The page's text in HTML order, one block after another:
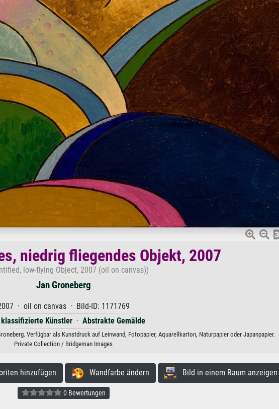
niedrig fliegendes Objekt, 2007
low-flying Object, 2007 (oil on canvas))
Jan Groneberg
· oil on canvas · Bild-ID: 1171769
Künstler· Abstrakte Gemälde
Verfügbar als Kunstdruck auf Leinwand, Fotopapier, Aquarellkarton, Naturpapier oder Japanpapier.
Private Collection / Bridgeman Images
hinzufügen Wandfarbe ändern Bild in einem Raum anzeigen
0 Bewertungen